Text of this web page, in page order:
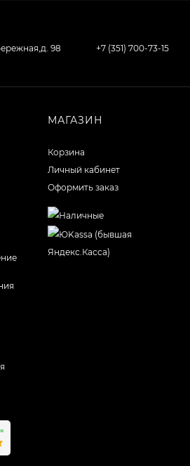
98 +7 (351) 700-73-15
МАГАЗИН
Корзина
Личный кабинет
Оформить заказ